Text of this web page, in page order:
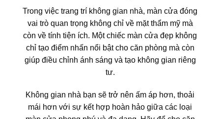
Trong việc trang trí không gian nhà, màn cửa đóng
vai trò quan trọng không chỉ về mặt thẩm mỹ mà
còn về tính tiện ích. Một chiếc màn cửa đẹp không
chỉ tạo điểm nhấn nổi bật cho căn phòng mà còn
giúp điều chỉnh ánh sáng và tạo không gian riêng
tư.
Không gian nhà bạn sẽ trở nên ấm áp hơn, thoải
mái hơn với sự kết hợp hoàn hảo giữa các loại